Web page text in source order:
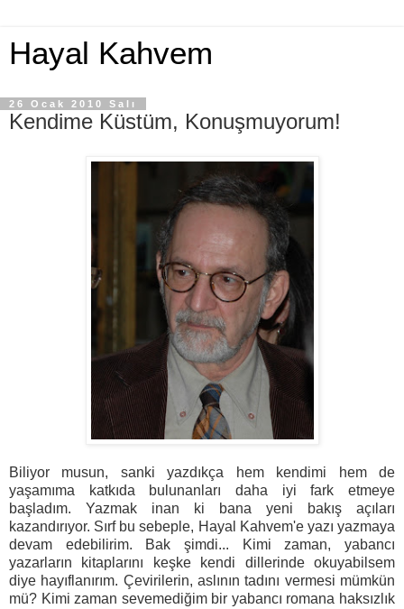
Hayal Kahvem
26 Ocak 2010 Salı
Kendime Küstüm, Konuşmuyorum!
Biliyor musun, sanki yazdıkça hem kendimi hem de
yaşamıma katkıda bulunanları daha iyi fark etmeye
başladım. Yazmak inan ki bana yeni bakış açıları
kazandırıyor. Sırf bu sebeple, Hayal Kahvem'e yazı yazmaya
devam edebilirim. Bak şimdi... Kimi zaman, yabancı
yazarların kitaplarını keşke kendi dillerinde okuyabilsem
diye hayıflanırım. Çevirilerin, aslının tadını vermesi mümkün
mü? Kimi zaman sevemediğim bir yabancı romana haksızlık